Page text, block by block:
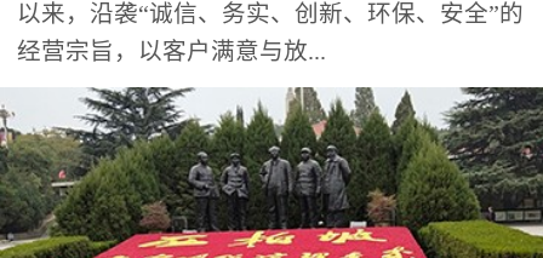
以来，沿袭“诚信、务实、创新、环保、安全”的
经营宗旨，以客户满意与放...